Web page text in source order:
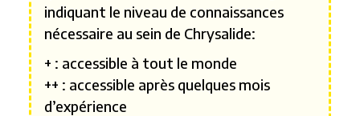
indiquant le niveau de connaissances
nécessaire au sein de Chrysalide:
+ : accessible à tout le monde
++ : accessible après quelques mois
d’expérience